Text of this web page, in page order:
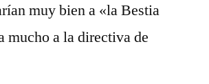
muy bien a «la Bestia
mucho a la directiva de